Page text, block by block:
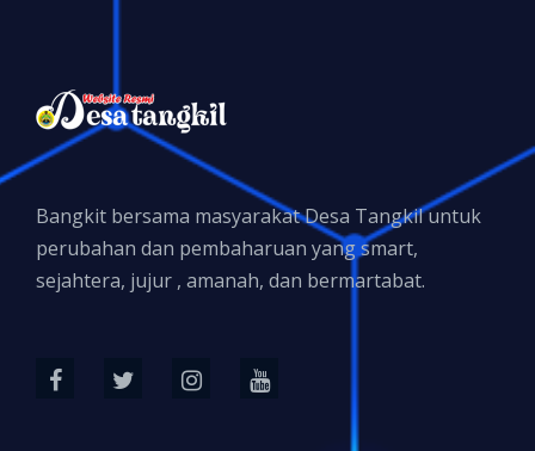
Bangkit bersama masyarakat Desa Tangkil untuk
perubahan dan pembaharuan yang smart,
sejahtera, jujur , amanah, dan bermartabat.